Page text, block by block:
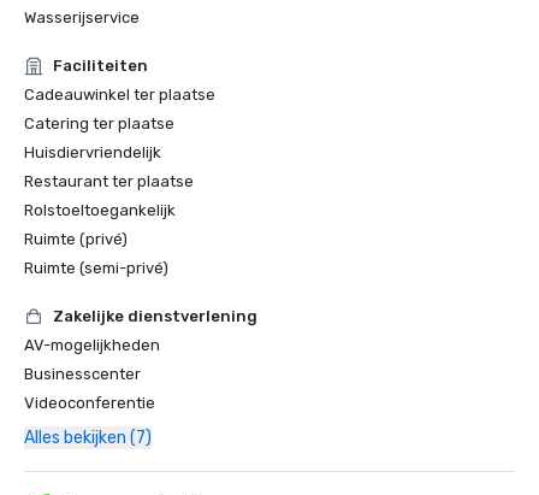
Wasserijservice
Faciliteiten
Cadeauwinkel ter plaatse
Catering ter plaatse
Huisdiervriendelijk
Restaurant ter plaatse
Rolstoeltoegankelijk
Ruimte (privé)
Ruimte (semi-privé)
Zakelijke dienstverlening
AV-mogelijkheden
Businesscenter
Videoconferentie
Alles bekijken (7)